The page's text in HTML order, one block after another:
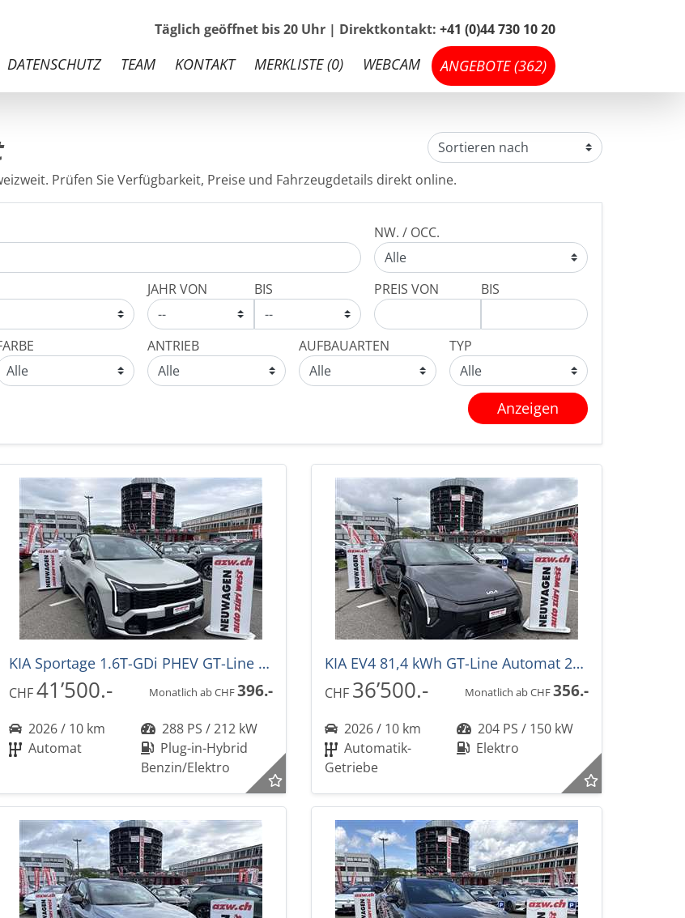
Täglich geöffnet bis 20 Uhr | Direktkontakt: +41 (0)44 730 10 20
DATENSCHUTZ TEAM KONTAKT MERKLISTE (0) WEBCAM ANGEBOTE (362)
Prüfen Sie Verfügbarkeit, Preise und Fahrzeugdetails direkt online.
NW. / OCC.
JAHR VON BIS PREIS VON BIS
ANTRIEB AUFBAUARTEN TYP
Anzeigen
KIA Sportage 1.6T-GDi PHEV GT-Line 288PS -33% 4x4 Automat
CHF41’500.- Monatlich ab CHF396.-
2026 / 10 km
288 PS / 212 kW
Automat
Plug-in-Hybrid
Benzin/Elektro
KIA EV4 81,4 kWh GT-Line Automat 204PS -35%!
CHF 36’500.- Monatlich ab CHF356.-
2026 / 10 km
204 PS / 150 kW
Automatik-
Getriebe
Elektro